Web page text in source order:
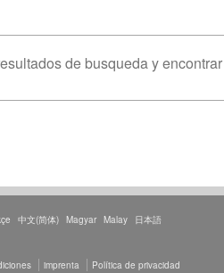
de busqueda y
中文(简体) Magyar Malay 日本語
imprenta Política de privacidad